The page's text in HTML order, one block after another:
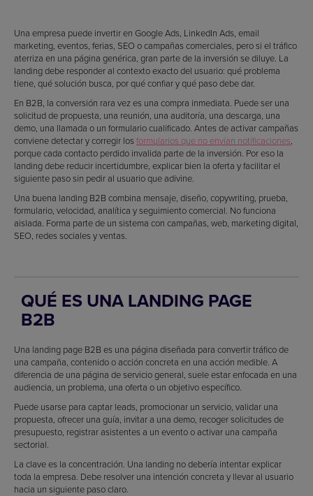
Una empresa puede invertir en Google Ads, LinkedIn Ads, email
marketing, eventos, ferias, SEO o campañas comerciales, pero si el tráfico
aterriza en una página genérica, gran parte de la inversión se diluye. La
landing debe responder al contexto exacto del usuario: qué problema
tiene, qué solución busca, por qué confiar y qué paso debe dar.
En B2B, la conversión rara vez es una compra inmediata. Puede ser una
solicitud de propuesta, una reunión, una auditoría, una descarga, una
demo, una llamada o un formulario cualificado. Antes de activar campañas
conviene detectar y corregir los formularios que no envían notificaciones
porque cada contacto perdido invalida parte de la inversión. Por eso la
landing debe reducir incertidumbre, explicar bien la oferta y facilitar el
siguiente paso sin pedir al usuario que adivine.
Una buena landing B2B combina mensaje, diseño, copywriting, prueba,
formulario, velocidad, analítica y seguimiento comercial. No funciona
aislada. Forma parte de un sistema con campañas, web, marketing digital,
SEO, redes sociales y ventas.
QUÉ ES UNA LANDING PAGE
B2B
Una landing page B2B es una página diseñada para convertir tráfico de
una campaña, contenido o acción concreta en una acción medible. A
diferencia de una página de servicio general, suele estar enfocada en una
audiencia, un problema, una oferta o un objetivo específico.
Puede usarse para captar leads, promocionar un servicio, validar una
propuesta, ofrecer una guía, invitar a una demo, recoger solicitudes de
presupuesto, registrar asistentes a un evento o activar una campaña
sectorial.
La clave es la concentración. Una landing no debería intentar explicar
toda la empresa. Debe resolver una intención concreta y llevar al usuario
hacia un siguiente paso claro.